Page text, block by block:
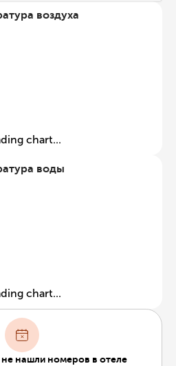
воздуха
chart...
воды
chart...
нашли номеров в отеле